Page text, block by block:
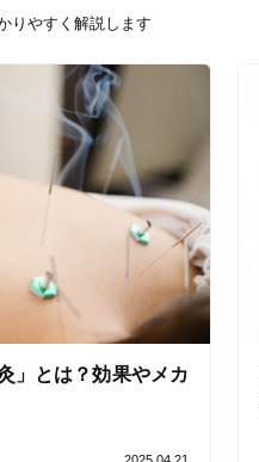
個室完備
丁寧な説明
経験豊富なスタッフ在籍
りやすく解説します
」とは？効果やメカ